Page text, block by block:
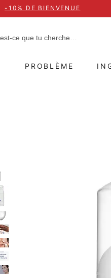
-10% DE BIENVENUE
PROBLÈME